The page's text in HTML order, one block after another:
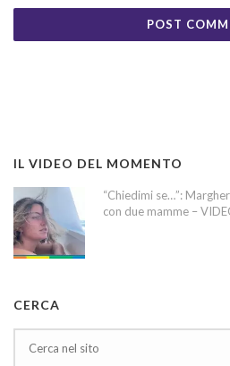
IL VIDEO DEL MOMENTO
“Chiedimi se…”:
con due mamme –
CERCA